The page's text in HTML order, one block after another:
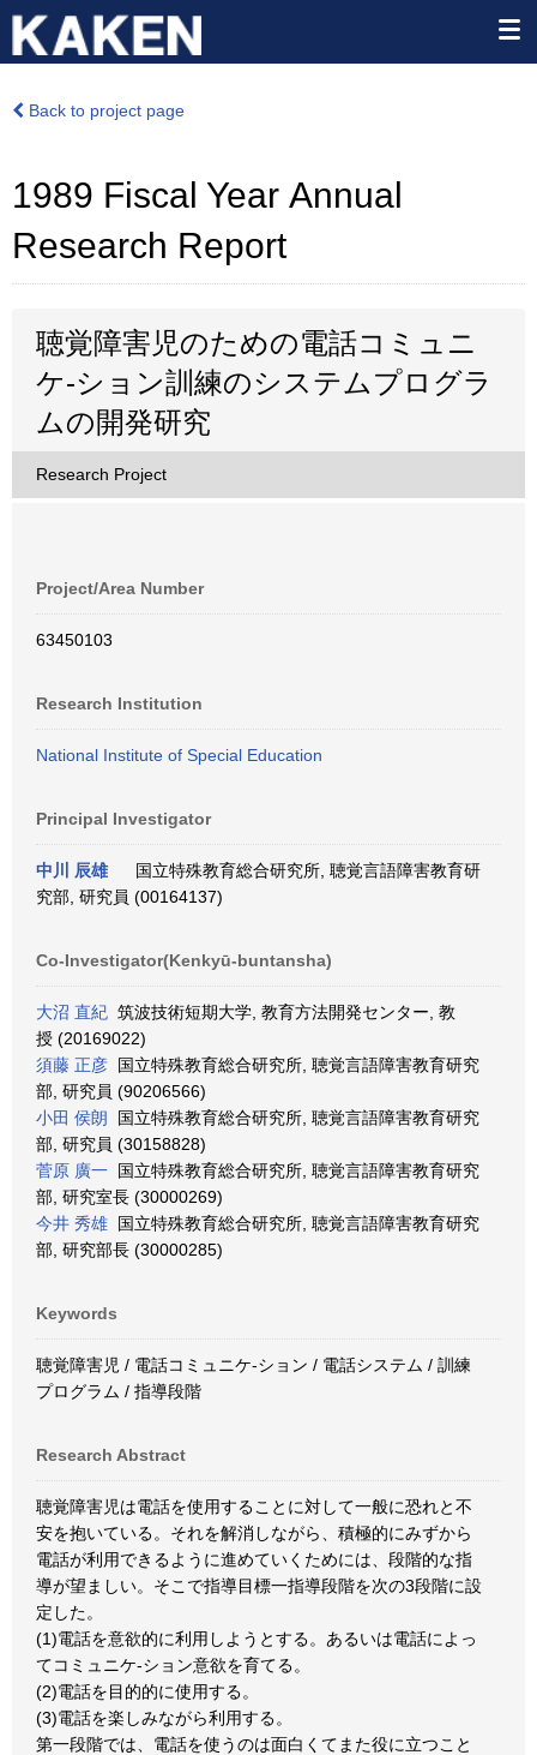
Back to project page
1989 Fiscal Year Annual
Research Report
聴覚障害児のための電話コミュニ
ケ-ション訓練のシステムプログラ
ムの開発研究
Research Project
Project/Area Number
63450103
Research Institution
National Institute of Special Education
Principal Investigator
中川 辰雄
国立特殊教育総合研究所, 聴覚言語障害教育研
究部, 研究員 (00164137)
Co-Investigator(Kenkyū-buntansha)
大沼 直紀 筑波技術短期大学, 教育方法開発センター, 教
授 (20169022)
須藤 正彦 国立特殊教育総合研究所, 聴覚言語障害教育研究
部, 研究員 (90206566)
小田 侯朗 国立特殊教育総合研究所, 聴覚言語障害教育研究
部, 研究員 (30158828)
菅原 廣一 国立特殊教育総合研究所, 聴覚言語障害教育研究
部, 研究室長 (30000269)
今井 秀雄 国立特殊教育総合研究所, 聴覚言語障害教育研究
部, 研究部長 (30000285)
Keywords
聴覚障害児 / 電話コミュニケ-ション / 電話システム / 訓練
プログラム / 指導段階
Research Abstract
聴覚障害児は電話を使用することに対して一般に恐れと不
安を抱いている。それを解消しながら、積極的にみずから
電話が利用できるように進めていくためには、段階的な指
導が望ましい。そこで指導目標一指導段階を次の3段階に設
定した。
(1)電話を意欲的に利用しようとする。あるいは電話によっ
てコミュニケ-ション意欲を育てる。
(2)電話を目的的に使用する。
(3)電話を楽しみながら利用する。
第一段階では、電話を使うのは面白くてまた役に立つこと